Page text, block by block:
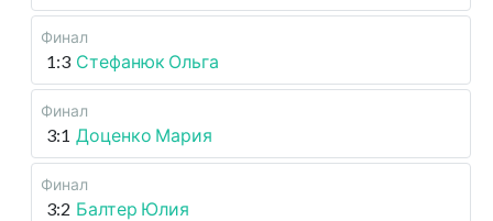
Финал
1:3 Стефанюк Ольга
Финал
3:1 Доценко Мария
Финал
3:2 Балтер Юлия